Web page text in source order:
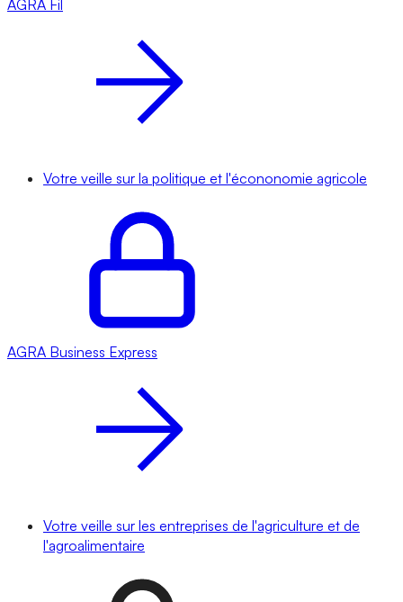
AGRA Fil
Votre veille sur la politique et l'écononomie agricole
AGRA Business Express
Votre veille sur les entreprises de l'agriculture et de
l'agroalimentaire